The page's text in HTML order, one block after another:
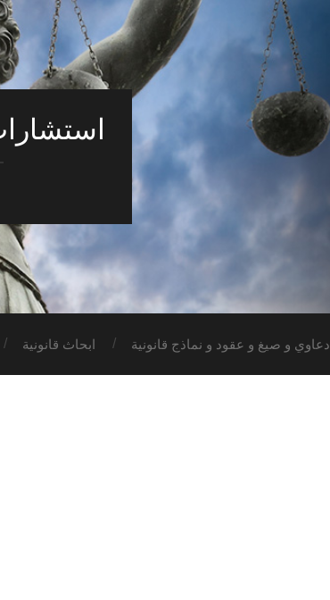
دعاوي و صيغ و عقود و نماذج قانونية ابحاث قانونية